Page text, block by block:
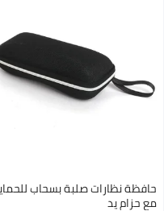
حافظة نظارات صلبة بسحاب
مع حزام يد